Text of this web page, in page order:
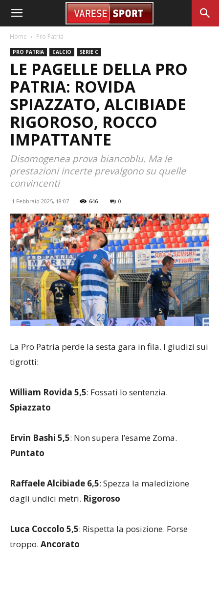
Home Pro Patria
PRO PATRIA CALCIO SERIE C
LE PAGELLE DELLA PRO
PATRIA: ROVIDA
SPIAZZATO, ALCIBIADE
RIGOROSO, ROCCO
IMPATTANTE
Disomogenea prova biancoblu. Ma le
prestazioni incerte prevalgono su quelle
convincenti
1 Febbraio 2025, 18:07 646 0
La Pro Patria perde la sesta gara in fila. I giudizi sui
tigrotti:
William Rovida 5,5: Fossati lo sentenzia.
Spiazzato
Ervin Bashi 5,5: Non supera l’esame Zoma.
Puntato
Raffaele Alcibiade 6,5: Spezza la maledizione
dagli undici metri. Rigoroso
Luca Coccolo 5,5: Rispetta la posizione. Forse
troppo. Ancorato